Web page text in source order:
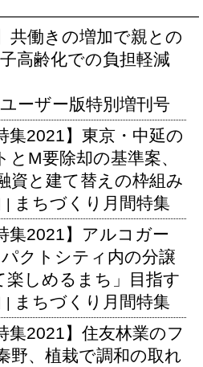
共働きの増加で親との
高齢化での負担軽減
ユーザー版特別増刊号
集2021】東京・中延の
M要除却の基準案、
資と建て替えの枠組み
| まちづくり月間特集
集2021】アルコガー
クトシティ内の分譲
楽しめるまち」目指す
| まちづくり月間特集
集2021】住友林業のフ
野、植栽で調和の取れ